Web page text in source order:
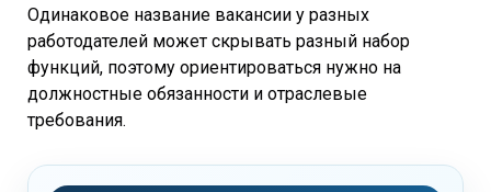
Одинаковое название вакансии у разных
работодателей может скрывать разный набор
функций, поэтому ориентироваться нужно на
должностные обязанности и отраслевые
требования.